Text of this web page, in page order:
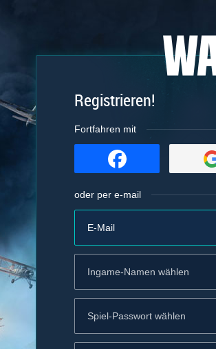
Registrieren!
Fortfahren mit
oder per e-mail